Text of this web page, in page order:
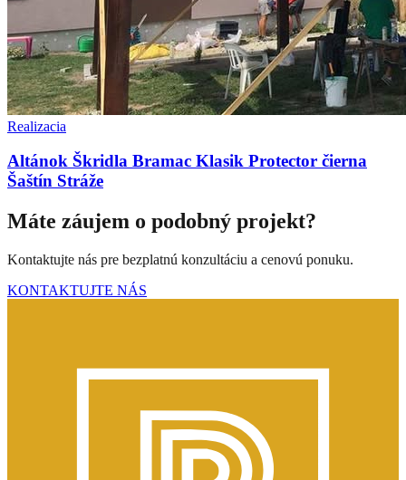
Realizacia
Altánok Škridla Bramac Klasik Protector čierna
Šaštín Stráže
Máte záujem o podobný projekt?
Kontaktujte nás pre bezplatnú konzultáciu a cenovú ponuku.
KONTAKTUJTE NÁS